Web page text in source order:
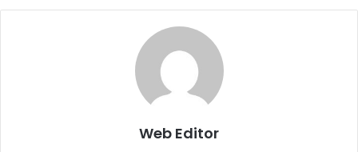
Web Editor